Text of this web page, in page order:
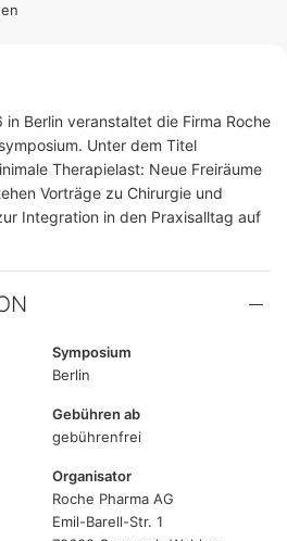
in Berlin veranstaltet die Firma Roche
Unter dem Titel
Therapielast: Neue Freiräume
Vorträge zu Chirurgie und
Integration in den Praxisalltag auf
Symposium
Berlin
Gebühren ab
gebührenfrei
Organisator
Roche Pharma AG
Emil-Barell-Str. 1